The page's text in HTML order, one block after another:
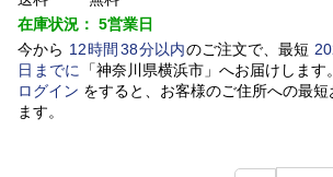
在庫状況： 5営業日
今から 12時間 38分以内のご注文で、最短
日 までに 「神奈川県横浜市」 へお届けします。
ログイン をすると、お客様のご住所への最
ます。